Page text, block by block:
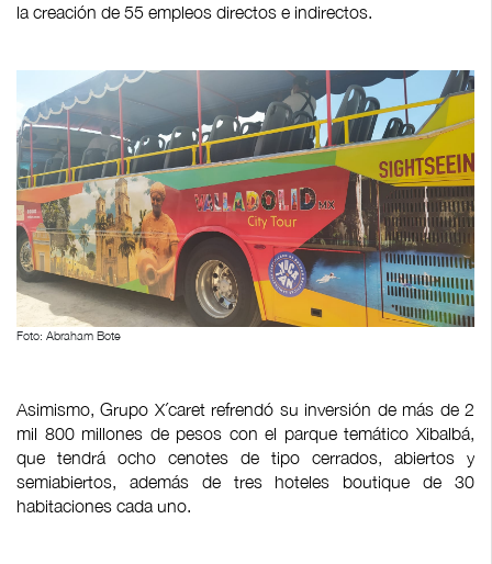
la creación de 55 empleos directos e indirectos.
Foto: Abraham Bote
Asimismo, Grupo X´caret refrendó su inversión de más de 2
mil 800 millones de pesos con el parque temático Xibalbá,
que tendrá ocho cenotes de tipo cerrados, abiertos y
semiabiertos, además de tres hoteles boutique de 30
habitaciones cada uno.